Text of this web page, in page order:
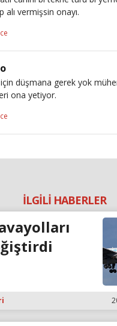
alı vermişsin onayı.
düşmana gerek yok
ona yetiyor.
İLGİLİ HABERLER